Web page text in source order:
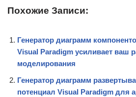
Похожие Записи:
Генератор диаграмм
Visual Paradigm усиливает ваш
моделирования
Генератор диаграмм
потенциал Visual Paradigm для